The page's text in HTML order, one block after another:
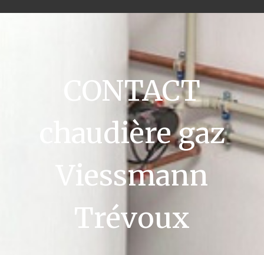
CONTACT
chaudière gaz
Viessmann
Trévoux